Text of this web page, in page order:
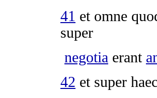
41 et omne
super
negotia erant
42 et super